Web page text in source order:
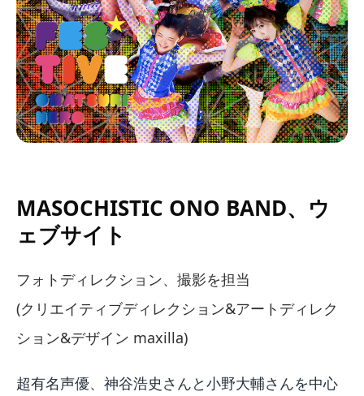
MASOCHISTIC ONO BAND、ウ
ェブサイト
フォトディレクション、撮影を担当
(クリエイティブディレクション&アートディレク
ション&デザイン maxilla)
超有名声優、神谷浩史さんと小野大輔さんを中心